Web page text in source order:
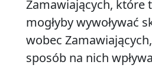
Zamawiających, które
mogłyby wywoływać
wobec
sposób na nich